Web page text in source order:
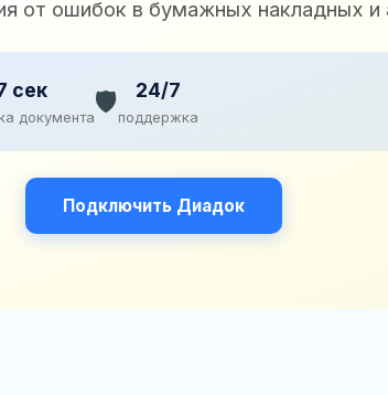
от ошибок в бумажных накладных и
сек
документа🛡️ 24/7
поддержка
Подключить Диадок